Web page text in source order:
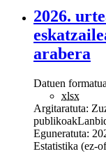
2026.
arabera
Datuen
xlsx
Argitaratuta:
publikoak
Eguneratuta:
Estatistika (ez-